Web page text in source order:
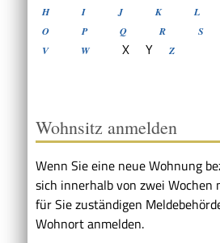
H
I J K L
O
P Q R S
V
W X Y Z
Wohnsitz anmelden
Wenn Sie eine neue Wohnung
sich innerhalb von zwei Wochen
für Sie zuständigen
Wohnort anmelden.